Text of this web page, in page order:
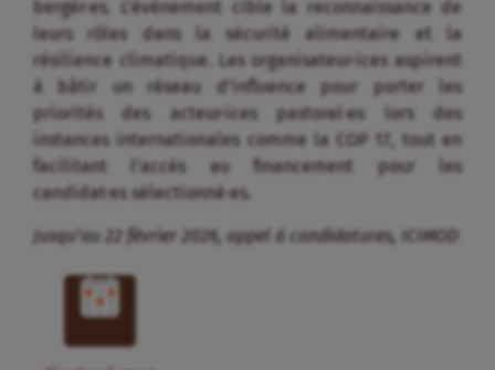
bergèr·es. L’événement cible la reconnaissance de
leurs rôles dans la sécurité alimentaire et la
résilience climatique. Les organisateur·ices aspirent
à bâtir un réseau d’influence pour porter les
priorités des acteur·ices pastoral·es lors des
instances internationales comme la COP 17, tout en
facilitant l’accès au financement pour les
candidat·es sélectionné·es.
Jusqu’au 22 février 2026, appel à candidatures, ICIMOD